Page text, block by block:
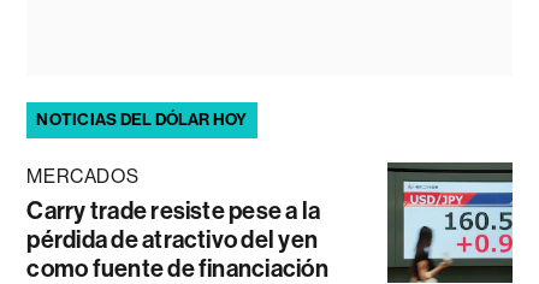
NOTICIAS DEL DÓLAR HOY
MERCADOS
Carry trade resiste pese a la
pérdida de atractivo del yen
como fuente de financiación